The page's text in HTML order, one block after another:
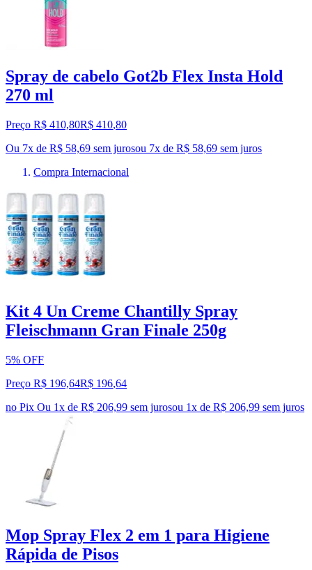
Spray de cabelo Got2b Flex Insta Hold
270 ml
Preço R$ 410,80R$ 410,80
Ou 7x de R$ 58,69 sem jurosou 7x de R$ 58,69 sem juros
Compra Internacional
Kit 4 Un Creme Chantilly Spray
Fleischmann Gran Finale 250g
5% OFF
Preço R$ 196,64R$ 196,64
no Pix Ou 1x de R$ 206,99 sem jurosou 1x de R$ 206,99 sem juros
Mop Spray Flex 2 em 1 para Higiene
Rápida de Pisos